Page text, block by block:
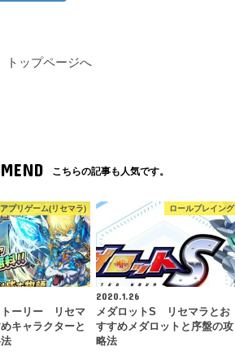
トップページへ
こちらの記事も人気です。
アプリゲーム(リセマラ)
トーリー リセマ
キャラクターと
ロールプレイング
2020.1.26
メダロットS リセマラとお
すすめメダロットと序盤の攻
略法